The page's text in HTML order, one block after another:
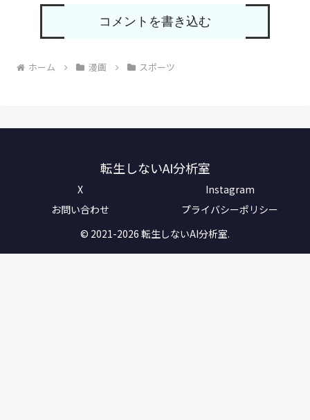
コメントを書き込む
ホーム 漫画 スポーツ
転生しないAI分析室
X
Instagram
お問い合わせ
プライバシーポリシー
© 2021-2026 転生しないAI分析室.